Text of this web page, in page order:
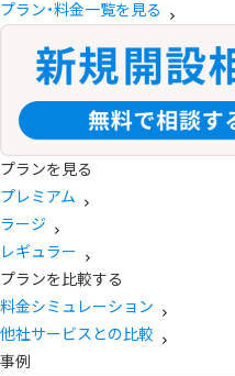
プラン・料金一覧を見る
プランを見る
プレミアム
ラージ
レギュラー
プランを比較する
料金シミュレーション
他社サービスとの比較
事例